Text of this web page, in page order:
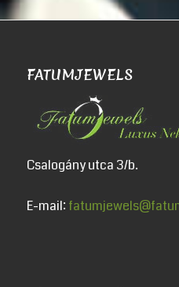
FATUMJEWELS
Csalogány utca 3/b.
E-mail: